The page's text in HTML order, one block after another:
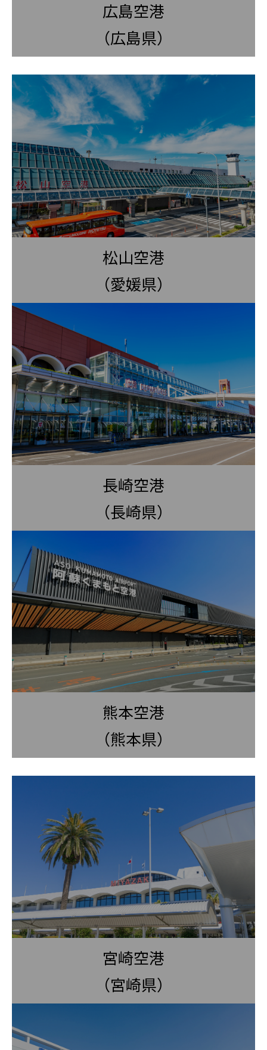
広島空港
（広島県）
松山空港
（愛媛県）
長崎空港
（長崎県）
熊本空港
（熊本県）
宮崎空港
（宮崎県）